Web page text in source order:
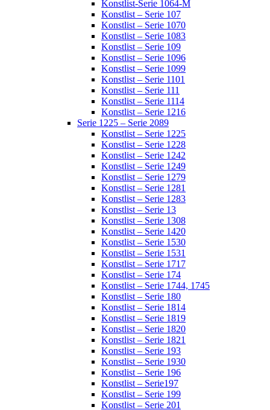
Konstlist-Serie 1064-M
Konstlist – Serie 107
Konstlist – Serie 1070
Konstlist – Serie 1083
Konstlist – Serie 109
Konstlist – Serie 1096
Konstlist – Serie 1099
Konstlist – Serie 1101
Konstlist – Serie 111
Konstlist – Serie 1114
Konstlist – Serie 1216
Serie 1225 – Serie 2089
Konstlist – Serie 1225
Konstlist – Serie 1228
Konstlist – Serie 1242
Konstlist – Serie 1249
Konstlist – Serie 1279
Konstlist – Serie 1281
Konstlist – Serie 1283
Konstlist – Serie 13
Konstlist – Serie 1308
Konstlist – Serie 1420
Konstlist – Serie 1530
Konstlist – Serie 1531
Konstlist – Serie 1717
Konstlist – Serie 174
Konstlist – Serie 1744, 1745
Konstlist – Serie 180
Konstlist – Serie 1814
Konstlist – Serie 1819
Konstlist – Serie 1820
Konstlist – Serie 1821
Konstlist – Serie 193
Konstlist – Serie 1930
Konstlist – Serie 196
Konstlist – Serie197
Konstlist – Serie 199
Konstlist – Serie 201